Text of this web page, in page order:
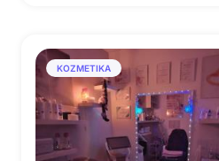
KOZMETIKA